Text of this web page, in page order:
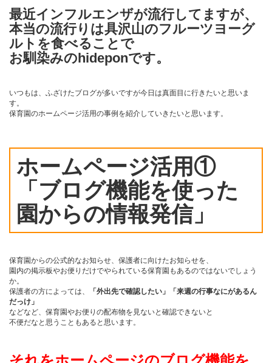
最近インフルエンザが流行してますが、
本当の流行りは具沢山のフルーツヨーグ
ルトを食べることで
お馴染みのhideponです。
いつもは、ふざけたブログが多いですが今日は真面目に行きたいと思いま
す。
保育園のホームページ活用の事例を紹介していきたいと思います。
ホームページ活用①
「ブログ機能を使った
園からの情報発信」
保育園からの公式的なお知らせ、保護者に向けたお知らせを、
園内の掲示板やお便りだけでやられている保育園もあるのではないでしょう
か。
保護者の方によっては、
「外出先で確認したい」「来週の行事なにがあるん
だっけ」
などなど、保育園やお便りの配布物を見ないと確認できないと
不便だなと思うこともあると思います。